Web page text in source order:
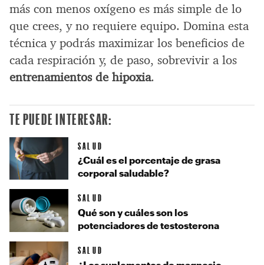
más con menos oxígeno es más simple de lo
que crees, y no requiere equipo. Domina esta
técnica y podrás maximizar los beneficios de
cada respiración y, de paso, sobrevivir a los
entrenamientos de hipoxia.
TE PUEDE INTERESAR:
SALUD
¿Cuál es el porcentaje de grasa
corporal saludable?
SALUD
Qué son y cuáles son los
potenciadores de testosterona
SALUD